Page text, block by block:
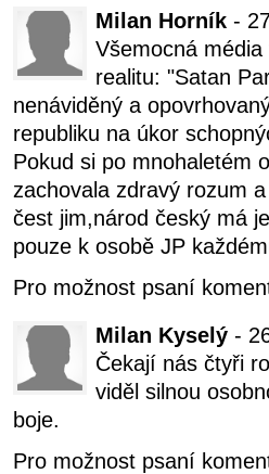
Milan Horník -
Všemocná
realitu: "Satan
nenáviděný a
republiku na úkor
Pokud si po mnohaletém
zachovala zdravý rozum
čest jim,národ český má
pouze k osobě JP
Pro možnost psaní
Milan Kyselý -
Čekají nás čtyři
viděl silnou
boje.
Pro možnost psaní